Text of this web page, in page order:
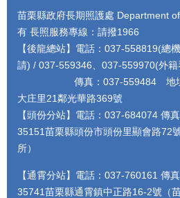
苗栗縣政府長期照護處 Department
有 長照服務專線：請撥1966
【後龍總站】電話：037-558819(總
請) / 037-559346、037-559970(外籍
傳真：037-559484 地址：
大庄里21鄰光華路369號
【頭份分站】電話：037-684074 傳
35151苗栗縣頭份市頭份里顯會路72
所）
【通霄分站】電話：037-760161 傳
35741苗栗縣通霄鎮中正路16-2號（